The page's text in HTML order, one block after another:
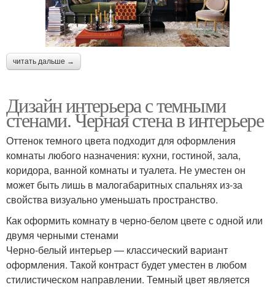
читать дальше →
Дизайн интерьера с темными
стенами. Черная стена в интерьере
Оттенок темного цвета подходит для оформления
комнаты любого назначения: кухни, гостиной, зала,
коридора, ванной комнаты и туалета. Не уместен он
может быть лишь в малогабаритных спальнях из-за
свойства визуально уменьшать пространство.
Как оформить комнату в черно-белом цвете с одной или
двумя черными стенами
Черно-белый интерьер — классический вариант
оформления. Такой контраст будет уместен в любом
стилистическом направлении. Темный цвет является